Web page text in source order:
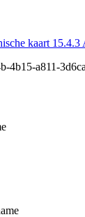
kaart
4b15-a811-